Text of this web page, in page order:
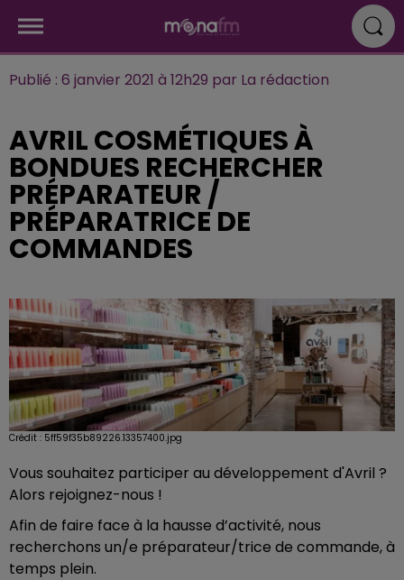
Publié : 6 janvier 2021 à 12h29 par La rédaction
AVRIL COSMÉTIQUES À
BONDUES RECHERCHER
PRÉPARATEUR /
PRÉPARATRICE DE
COMMANDES
Crédit : 5ff59f35b89226.13357400.jpg
Vous souhaitez participer au développement d'Avril ?
Alors rejoignez-nous !
Afin de faire face à la hausse d’activité, nous
recherchons un/e préparateur/trice de commande, à
temps plein.